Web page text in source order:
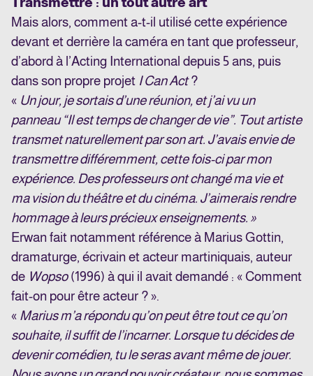
Mais alors, comment a-t-il utilisé cette expérience
devant et derrière la caméra en tant que professeur,
d’abord à l’Acting International depuis 5 ans, puis
dans son propre projet I Can Act?
« Un jour, je sortais d’une réunion, et j’ai vu un
panneau “Il est temps de changer de vie”. Tout artiste
transmet naturellement par son art. J’avais envie de
transmettre différemment, cette fois-ci par mon
expérience. Des professeurs ont changé ma vie et
ma vision du théâtre et du cinéma. J’aimerais rendre
hommage à leurs précieux enseignements. »
Erwan fait notamment référence à Marius Gottin,
dramaturge, écrivain et acteur martiniquais, auteur
de Wopso(1996) à qui il avait demandé : « Comment
fait-on pour être acteur ? ».
« Marius m’a répondu qu’on peut être tout ce qu’on
souhaite, il suffit de l’incarner. Lorsque tu décides de
devenir comédien, tu le seras avant même de jouer.